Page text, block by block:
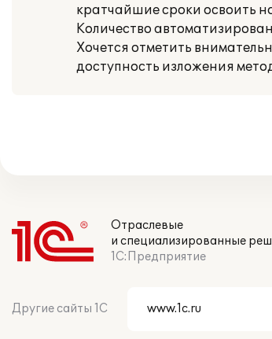
кратчайшие сроки освоить
Количество
Хочется отметить
доступность изложения
Отраслевые
и специализированные
1С:Предприятие
Другие сайты 1С